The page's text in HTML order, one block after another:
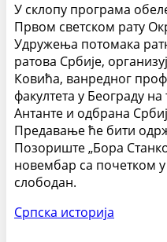
У склопу програма
Првом светском рату
Удружења потомака
ратова Србије,
Ковића, ванредног
факултета у Београду
Антанте и одбрана
Предавање ће бити
Позориште „Бора
новембар са почетком у
слободан.
Српска историја